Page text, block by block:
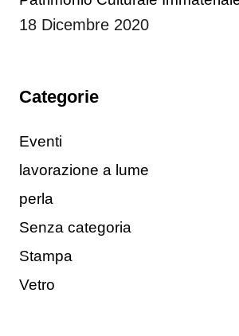
18 Dicembre 2020
Categorie
Eventi
lavorazione a lume
perla
Senza categoria
Stampa
Vetro